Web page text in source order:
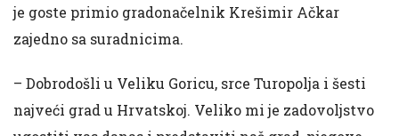
je goste primio gradonačelnik Krešimir Ačkar
zajedno sa suradnicima.
– Dobrodošli u Veliku Goricu, srce Turopolja i šesti
najveći grad u Hrvatskoj. Veliko mi je zadovoljstvo